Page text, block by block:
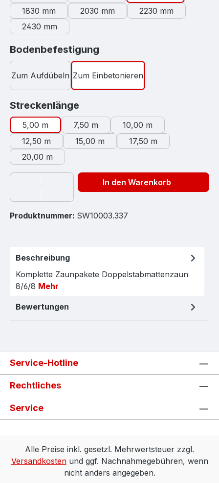
1830 mm
2030 mm
2230 mm
2430 mm
Bodenbefestigung
Zum Aufdübeln Zum Einbetonieren
Streckenlänge
5,00 m 7,50 m
10,00 m
12,50 m
15,00 m
17,50 m
20,00 m
In den Warenkorb
Produktnummer: SW10003.337
Beschreibung
Komplette Zaunpakete Doppelstabmattenzaun
8/6/8 Mehr
Bewertungen
Service-Hotline
Rechtliches
Service
Alle Preise inkl. gesetzl. Mehrwertsteuer zzgl.
Versandkostenund ggf. Nachnahmegebühren, wenn
nicht anders angegeben.